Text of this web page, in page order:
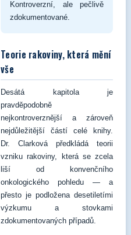
Kontroverzní, ale pečlivě
zdokumentované.
Teorie rakoviny, která mění
vše
Desátá kapitola je
pravděpodobně
nejkontroverznější a zároveň
nejdůležitější částí celé knihy.
Dr. Clarková předkládá teorii
vzniku rakoviny, která se zcela
liší od konvenčního
onkologického pohledu — a
přesto je podložena desetiletími
výzkumu a stovkami
zdokumentovaných případů.